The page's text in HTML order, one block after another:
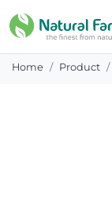
Home Product